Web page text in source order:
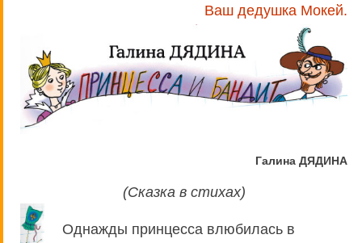
Ваш дедушка Мокей.
Галина ДЯДИНА
(Сказка в стихах)
Однажды принцесса влюбилась в